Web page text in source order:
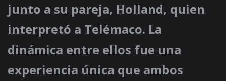
junto a su pareja, Holland, quien
interpretó a Telémaco. La
dinámica entre ellos fue una
experiencia única que ambos